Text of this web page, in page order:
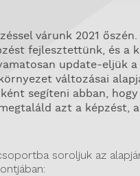
várunk 2021
fejlesztettünk, és a
update-eljük a
változásai
segíteni abban,
azt a képzést,
soroljuk az